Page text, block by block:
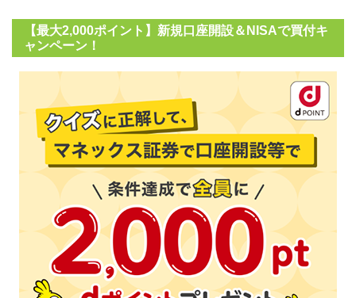
【最大2,000ポイント】新規口座開設＆NISAで買付キ
ャンペーン！